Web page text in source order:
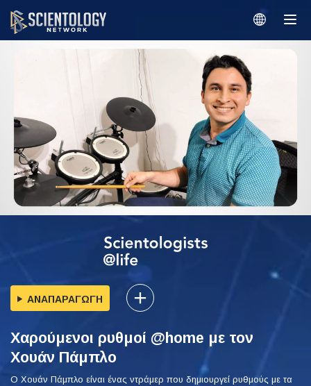
ΑΝΑΠΑΡΑΓΩΓΗ
Χαρούμενοι ρυθμοί @home με τον
Χουάν Πάμπλο
Ο Χουάν Πάμπλο είναι ένας ντράμερ που δημιουργεί ρυθμούς με τα